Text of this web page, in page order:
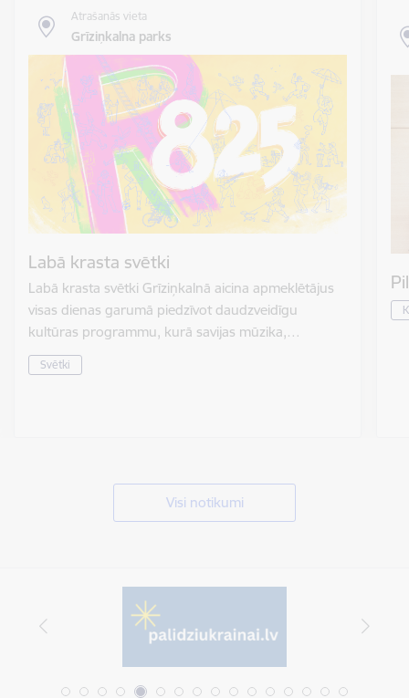
Atrašanās vieta
Grīziņkalna parks
Labā krasta svētki
Labā krasta svētki Grīziņkalnā aicina apmeklētājus
visas dienas garumā piedzīvot daudzveidīgu
kultūras programmu, kurā savijas mūzika,…
Svētki
Visi notikumi